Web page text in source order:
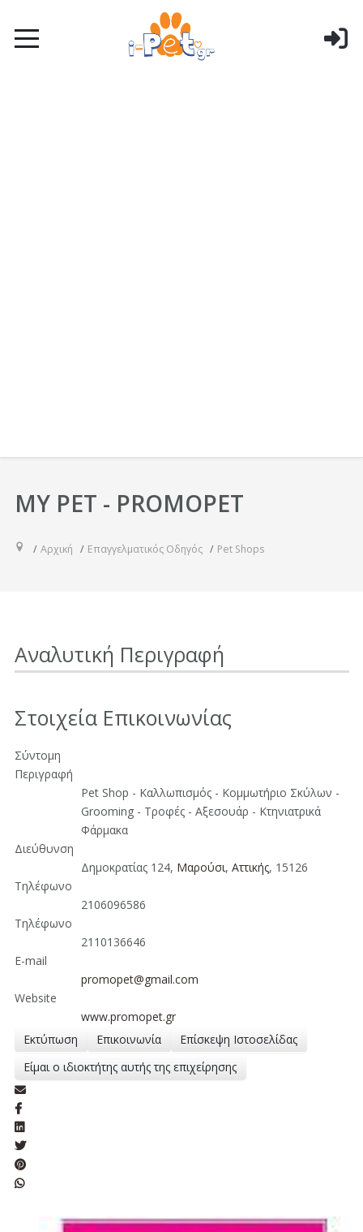
MY PET - PROMOPET
Αρχική Επαγγελματικός Οδηγός Pet Shops
Αναλυτική Περιγραφή
Στοιχεία Επικοινωνίας
Σύντομη
Περιγραφή
Pet Shop - Καλλωπισμός - Κομμωτήριο Σκύλων -
Grooming - Τροφές - Αξεσουάρ - Κτηνιατρικά
Φάρμακα
Διεύθυνση
Δημοκρατίας 124, Μαρούσι,Aττικής, 15126
Τηλέφωνο
2106096586
Τηλέφωνο
2110136646
E-mail
promopet@gmail.com
Website
www.promopet.gr
Εκτύπωση
Επικοινωνία
Επίσκεψη Ιστοσελίδας
Είμαι ο ιδιοκτήτης αυτής της επιχείρησης